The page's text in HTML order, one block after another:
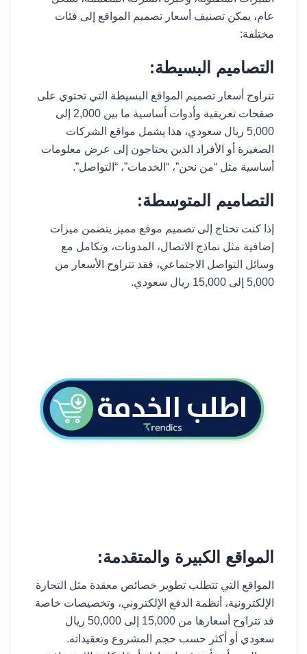
عام، يمكن تصنيف أسعار تصميم المواقع إلى فئات
مختلفة:
التصاميم البسيطة:
تتراوح أسعار تصميم المواقع البسيطة التي تحتوي على
صفحات تعريفية وأدوات أساسية ما بين 2,000 إلى
5,000 ريال سعودي، هذا يشمل مواقع الشركات
الصغيرة أو الأفراد الذين يحتاجون إلى عرض معلومات
أساسية مثل “من نحن”، “الخدمات”، “التواصل”.
التصاميم المتوسطة:
إذا كنت تحتاج إلى تصميم موقع مميز يتضمن ميزات
إضافية مثل نماذج الاتصال، المدونات، وتكامل مع
وسائل التواصل الاجتماعي، فقد تتراوح الأسعار من
5,000 إلى 15,000 ريال سعودي.
المواقع الكبيرة والمتقدمة:
المواقع التي تتطلب تطوير خصائص معقدة مثل التجارة
الإلكترونية، أنظمة الدفع الإلكتروني، وتخصيصات خاصة
قد تتراوح أسعارها من 15,000 إلى 50,000 ريال
سعودي أو أكثر حسب حجم المشروع وتعقيداته.